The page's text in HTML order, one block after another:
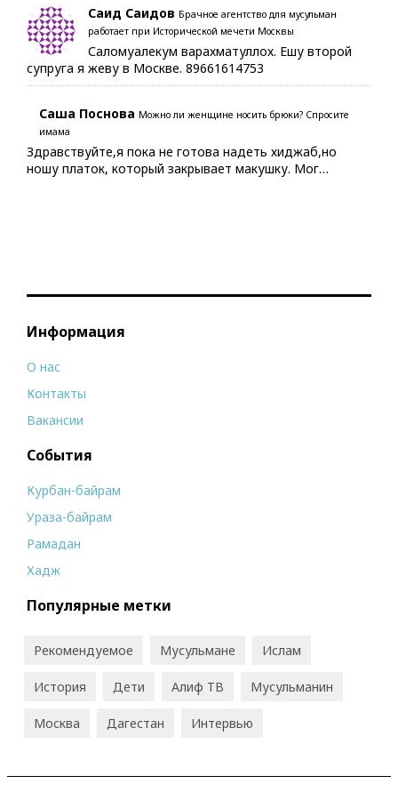
Саид Саидов Брачное агентство для мусульман
работает при Исторической мечети Москвы
Саломуалекум варахматуллох. Ешу второй
супруга я жеву в Москве. 89661614753
Саша Поснова Можно ли женщине носить брюки? Спросите
имама
Здравствуйте,я пока не готова надеть хиджаб,но
ношу платок, который закрывает макушку. Мог…
Информация
О нас
Контакты
Вакансии
События
Курбан-байрам
Ураза-байрам
Рамадан
Хадж
Популярные метки
Рекомендуемое Мусульмане Ислам
История Дети Алиф ТВ Мусульманин
Москва Дагестан Интервью